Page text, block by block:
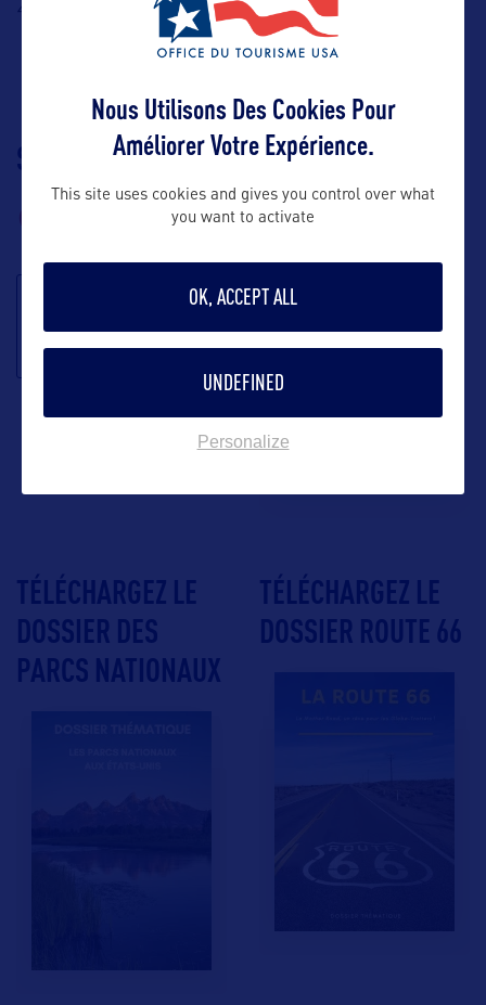
415 283 9878
SUIVEZ-NOUS
newsletter
TÉLÉCHARGEZ LA
BROCHURE
TÉLÉCHARGEZ LE
DOSSIER DES
PARCS NATIONAUX
TÉLÉCHARGEZ LE
DOSSIER ROUTE 66
Nous Utilisons Des Cookies Pour
Améliorer Votre Expérience.
This site uses cookies and gives you control over what
you want to activate
OK, ACCEPT ALL
UNDEFINED
Personalize